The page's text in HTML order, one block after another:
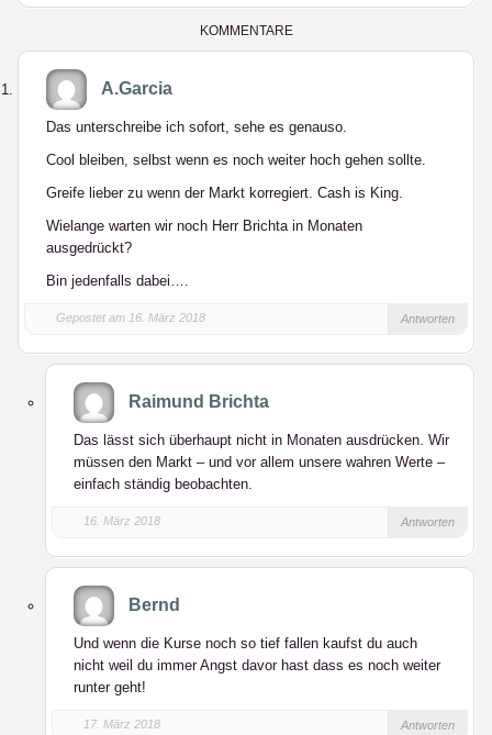
KOMMENTARE
A.Garcia
Das unterschreibe ich sofort, sehe es genauso.
Cool bleiben, selbst wenn es noch weiter hoch gehen sollte.
Greife lieber zu wenn der Markt korregiert. Cash is King.
Wielange warten wir noch Herr Brichta in Monaten
ausgedrückt?
Bin jedenfalls dabei….
Gepostet am 16. März 2018 Antworten
Raimund Brichta
Das lässt sich überhaupt nicht in Monaten ausdrücken. Wir
müssen den Markt – und vor allem unsere wahren Werte –
einfach ständig beobachten.
16. März 2018 Antworten
Bernd
Und wenn die Kurse noch so tief fallen kaufst du auch
nicht weil du immer Angst davor hast dass es noch weiter
runter geht!
17. März 2018 Antworten